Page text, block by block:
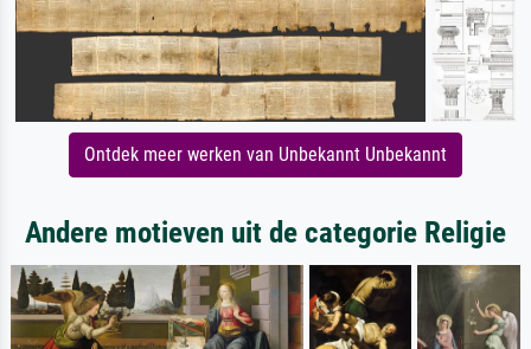
Ontdek meer werken van Unbekannt Unbekannt
Andere motieven uit de categorie Religie